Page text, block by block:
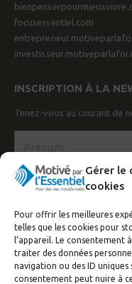
Gérer le
cookies
Pour offrir les meilleures
telles que les cookies pour
l’appareil. Le consentement
traiter des données
navigation ou des ID
consentement peut nuire à
focusessentiel.com
INSCRIPTION À LA
Tenez-vous au courant de
J’accepte de recevoir